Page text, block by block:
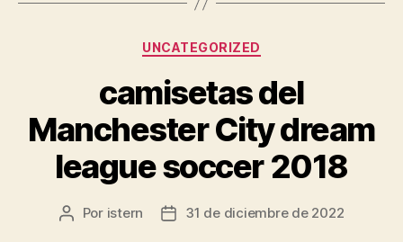
Categorías
UNCATEGORIZED
camisetas del
Manchester City dream
league soccer 2018
Autor
Por istern
Fecha31 de diciembre de 2022